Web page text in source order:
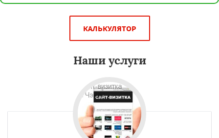
КАЛЬКУЛЯТОР
Наши услуги